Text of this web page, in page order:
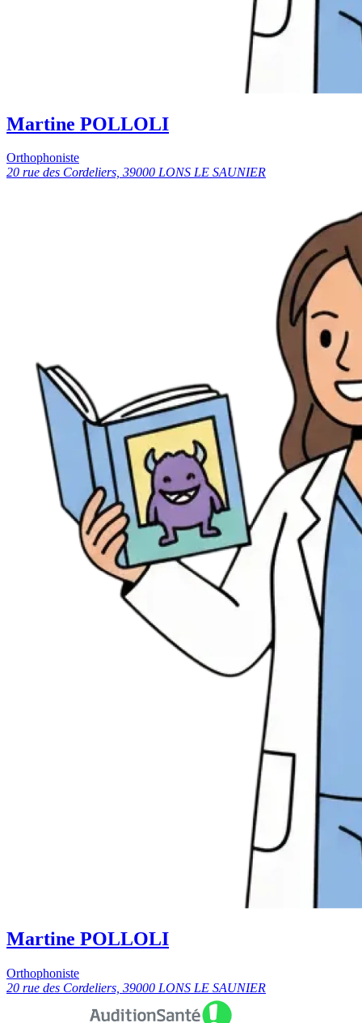
Martine POLLOLI
Orthophoniste
20 rue des Cordeliers, 39000 LONS LE SAUNIER
Martine POLLOLI
Orthophoniste
20 rue des Cordeliers, 39000 LONS LE SAUNIER